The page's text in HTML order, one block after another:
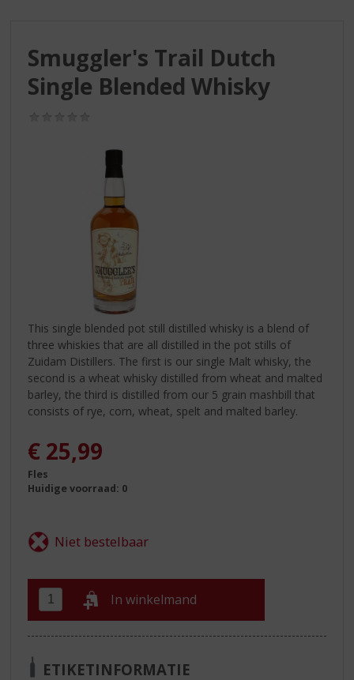
Smuggler's Trail Dutch
Single Blended Whisky
This single blended pot still distilled whisky is a blend of
three whiskies that are all distilled in the pot stills of
Zuidam Distillers. The first is our single Malt whisky, the
second is a wheat whisky distilled from wheat and malted
barley, the third is distilled from our 5 grain mashbill that
consists of rye, corn, wheat, spelt and malted barley.
€ 25,99
Fles
Huidige voorraad: 0
In winkelmand
ETIKETINFORMATIE